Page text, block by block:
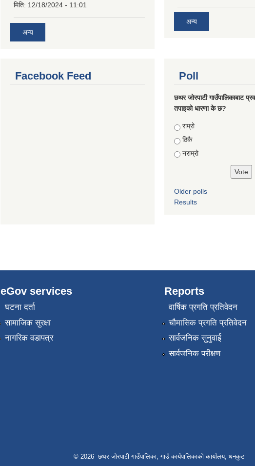
मिति: 12/18/2024 - 11:01
अन्य
अन्य
Facebook Feed Poll
छथर जोरपाटी गाउँपालिकाबाट
तपाइको धारणा के छ?
Choices
राम्रो
ठिकै
नराम्रो
Older polls
Results
eGov services
घटना दर्ता
सामाजिक सुरक्षा
नागरिक वडापत्र
Reports
वार्षिक प्रगति प्रतिवेदन
चौमासिक प्रगति प्रतिवेदन
सार्वजनिक सुनुवाई
सार्वजनिक परीक्षण
© 2026 छथर जोरपाटी गाउँपालिका, गाउँ कार्यपालिकाको कार्यालय, धनकुटा